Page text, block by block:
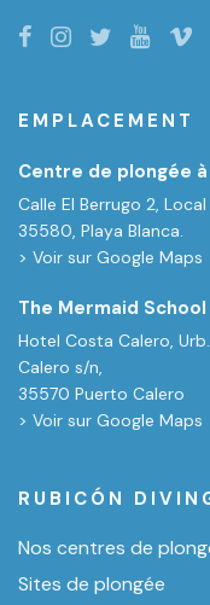
EMPLACEMENT
Centre de plongée à
Calle El Berrugo 2, Local
35580, Playa Blanca.
> Voir sur Google Maps
The Mermaid
Hotel Costa Calero,
Calero s/n,
35570 Puerto Calero
> Voir sur Google Maps
RUBICÓN
Nos centres de
Sites de plongée